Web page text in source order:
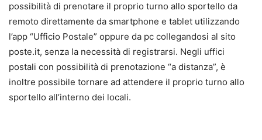
possibilità di prenotare il proprio turno allo sportello da
remoto direttamente da smartphone e tablet utilizzando
l’app “Ufficio Postale” oppure da pc collegandosi al sito
poste.it, senza la necessità di registrarsi. Negli uffici
postali con possibilità di prenotazione “a distanza”, è
inoltre possibile tornare ad attendere il proprio turno allo
sportello all’interno dei locali.